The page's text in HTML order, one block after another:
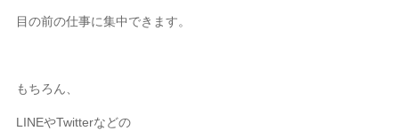
目の前の仕事に集中できます。
もちろん、
LINEやTwitterなどの